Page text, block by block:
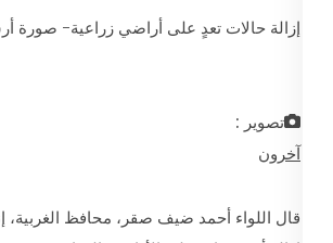
إزالة حالات تعدٍ على أراضي زراعية- صورة
تصوير :
آخرون
قال اللواء أحمد ضيف صقر، محافظ الغربية،